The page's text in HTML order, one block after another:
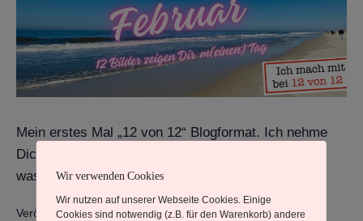
Mein erstes Mal „12 von 12“ Blogformat. Ich nehme
Dich heute mit auf meine Bilderreise. So siehst Du,
was heute bei mir alles ansteht. Der Tag ist belegt.
Veröffentlicht am12. Februar 2025
Wir verwenden Cookies
Wir nutzen auf unserer Webseite Cookies. Einige
Cookies sind notwendig (z.B. für den Warenkorb) andere